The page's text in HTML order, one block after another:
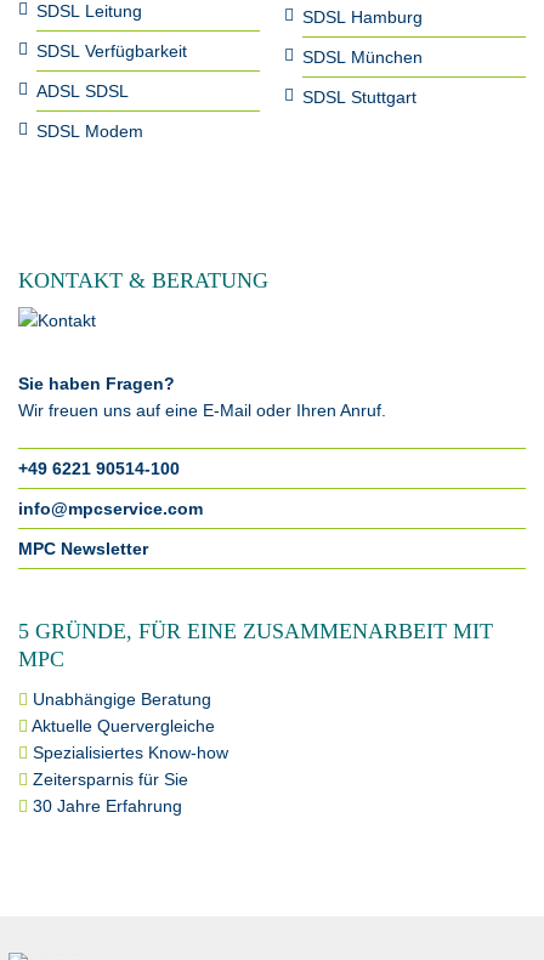
SDSL Leitung
SDSL Verfügbarkeit
ADSL SDSL
SDSL Modem
SDSL Hamburg
SDSL München
SDSL Stuttgart
KONTAKT & BERATUNG
Sie haben Fragen?
Wir freuen uns auf eine E-Mail oder Ihren Anruf.
+49 6221 90514-100
info@mpcservice.com
MPC Newsletter
5 GRÜNDE, FÜR EINE ZUSAMMENARBEIT MIT
MPC
Unabhängige Beratung
Aktuelle Quervergleiche
Spezialisiertes Know-how
Zeitersparnis für Sie
30 Jahre Erfahrung